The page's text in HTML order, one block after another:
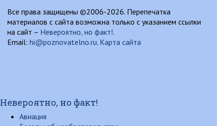
Все права защищены ©2006-2026. Перепечатка
материалов с сайта возможна только с указанием ссылки
на сайт – Невероятно, но факт!.
Email: hi@poznovatelno.ru. Карта сайта
Невероятно, но факт!
Авиация